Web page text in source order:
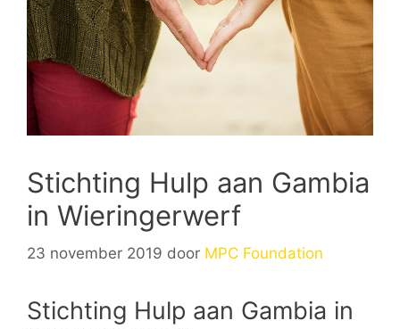
Stichting Hulp aan Gambia
in Wieringerwerf
23 november 2019 door MPC Foundation
Stichting Hulp aan Gambia in